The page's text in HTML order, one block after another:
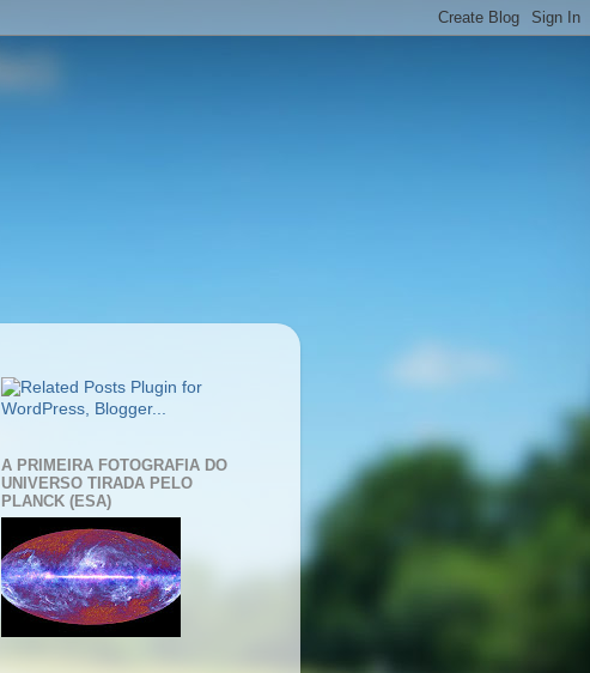
A PRIMEIRA FOTOGRAFIA DO
UNIVERSO TIRADA PELO
PLANCK (ESA)